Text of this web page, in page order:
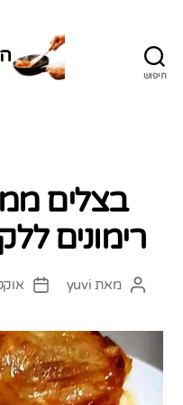
חיפוש
בצלים
רימונים
המחבר
מאת yuvi
תאריך